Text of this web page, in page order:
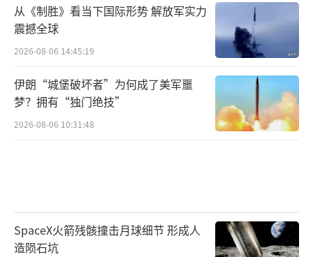
从《制胜》看当下国际形势 解放军实力
震撼全球
2026-08-06 14:45:19
伊朗“城堡破坏者”为何成了美军噩
梦？拥有“独门绝技”
2026-08-06 10:31:48
SpaceX火箭残骸撞击月球细节 形成人
造陨石坑